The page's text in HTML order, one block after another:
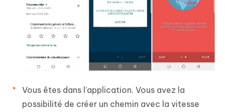
Vous êtes dans l’application. Vous avez la
possibilité de créer un chemin avec la vitesse